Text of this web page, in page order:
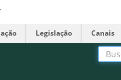
Legislação Canais